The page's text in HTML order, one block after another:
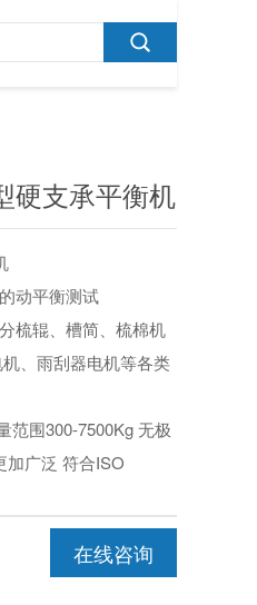
硬支承平衡机
动平衡测试
梳辊、槽简、梳棉机
、雨刮器电机等各类
范围300-7500Kg 无极
加广泛 符合ISO
重新定标；模块化结
在线咨询